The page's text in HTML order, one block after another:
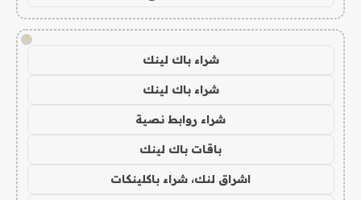
!
شراء باك لينك
شراء باك لينك
شراء روابط نصية
باقات باك لينك
اشراق لنك، شراء باكلينكات